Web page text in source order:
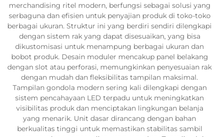
merchandising ritel modern, berfungsi sebagai solusi yang
serbaguna dan efisien untuk penyajian produk di toko-toko
berbagai ukuran. Struktur ini yang berdiri sendiri dilengkapi
dengan sistem rak yang dapat disesuaikan, yang bisa
dikustomisasi untuk menampung berbagai ukuran dan
bobot produk. Desain moduler mencakup panel belakang
dengan slot atau perforasi, memungkinkan penyesuaian rak
dengan mudah dan fleksibilitas tampilan maksimal.
Tampilan gondola modern sering kali dilengkapi dengan
sistem pencahayaan LED terpadu untuk meningkatkan
visibilitas produk dan menciptakan lingkungan belanja
yang menarik. Unit dasar dirancang dengan bahan
berkualitas tinggi untuk memastikan stabilitas sambil